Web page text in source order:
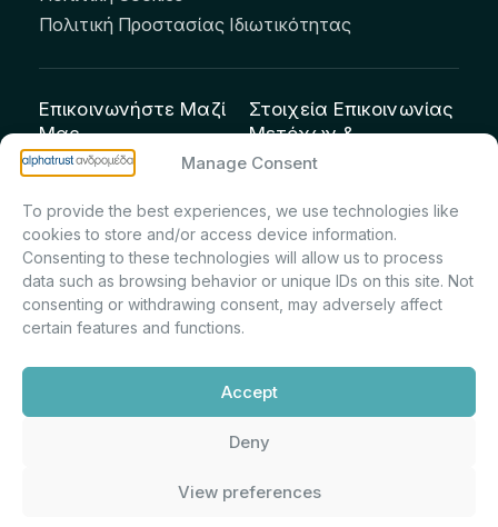
Manage Consent
To provide the best experiences, we use technologies like
cookies to store and/or access device information.
Consenting to these technologies will allow us to process
data such as browsing behavior or unique IDs on this site. Not
consenting or withdrawing consent, may adversely affect
certain features and functions.
Accept
Deny
View preferences
Πολιτική Προστασίας Ιδιωτικότητας
Επικοινωνήστε Μαζί
Μας
info@andromeda.eu
Οδός Αριστείδου 1,
Κηφισιά Τ.Κ. 14561
Στοιχεία Επικοινωνίας
Μετόχων &
Επενδυτών:
Πρίντσιου – Corporate
Secretary & Investor
Relations – Τμήμα
Μετοχολογίου –
Ανακοινώσεων
m.printsiou@andromeda.eu